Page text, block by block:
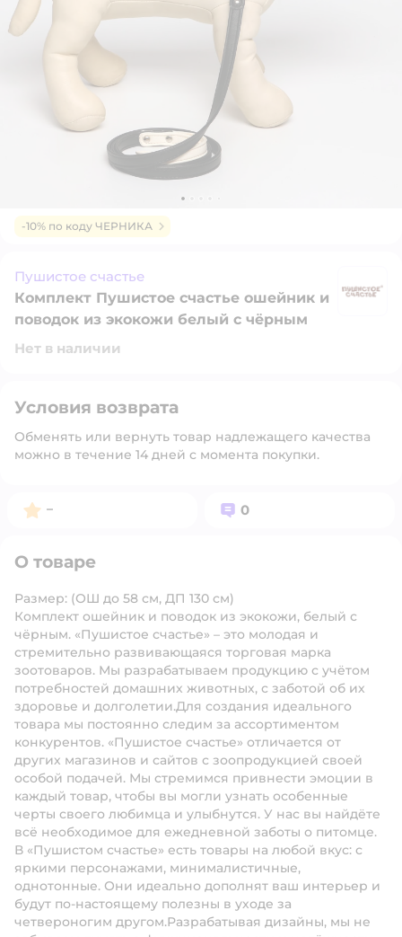
-10% по коду ЧЕРНИКА
Пушистое счастье
Комплект Пушистое счастье ошейник и
поводок из экокожи белый с чёрным
Нет в наличии
Условия возврата
Обменять или вернуть товар надлежащего качества
можно в течение 14 дней с момента покупки.
Рейтинг:
– Вопросов:
0
О товаре
Размер: (ОШ до 58 см, ДП 130 см)
Комплект ошейник и поводок из экокожи, белый с
чёрным. «Пушистое счастье» – это молодая и
стремительно развивающаяся торговая марка
зоотоваров. Мы разрабатываем продукцию с учётом
потребностей домашних животных, с заботой об их
здоровье и долголетии.Для создания идеального
товара мы постоянно следим за ассортиментом
конкурентов. «Пушистое счастье» отличается от
других магазинов и сайтов с зоопродукцией своей
особой подачей. Мы стремимся привнести эмоции в
каждый товар, чтобы вы могли узнать особенные
черты своего любимца и улыбнутся. У нас вы найдёте
всё необходимое для ежедневной заботы о питомце.
В «Пушистом счастье» есть товары на любой вкус: с
яркими персонажами, минималистичные,
однотонные. Они идеально дополнят ваш интерьер и
будут по-настоящему полезны в уходе за
четвероногим другом.Разрабатывая дизайны, мы не